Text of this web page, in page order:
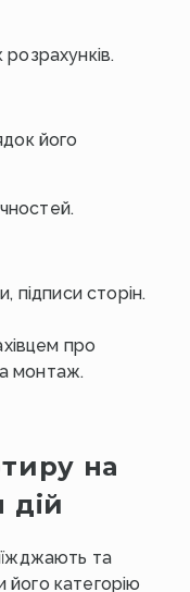
його
підписи сторін.
про
монтаж.
на
дій
та
його категорію